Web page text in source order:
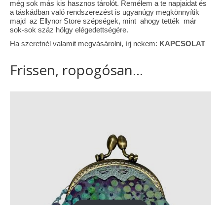
még sok más kis hasznos tárolót. Remélem a te napjaidat és
a táskádban való rendszerezést is ugyanúgy megkönnyítik
majd az Ellynor Store szépségek, mint ahogy tették már
sok-sok száz hölgy elégedettségére.
Ha szeretnél valamit megvásárolni, írj nekem: KAPCSOLAT
Frissen, ropogósan...